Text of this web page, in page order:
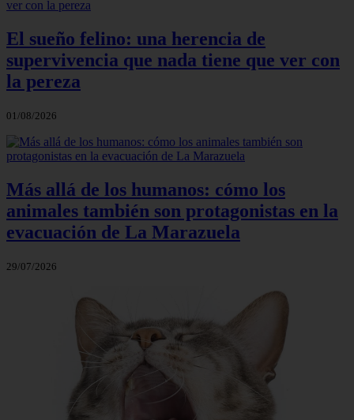
El sueño felino: una herencia de
supervivencia que nada tiene que ver con
la pereza
01/08/2026
Más allá de los humanos: cómo los
animales también son protagonistas en la
evacuación de La Marazuela
29/07/2026